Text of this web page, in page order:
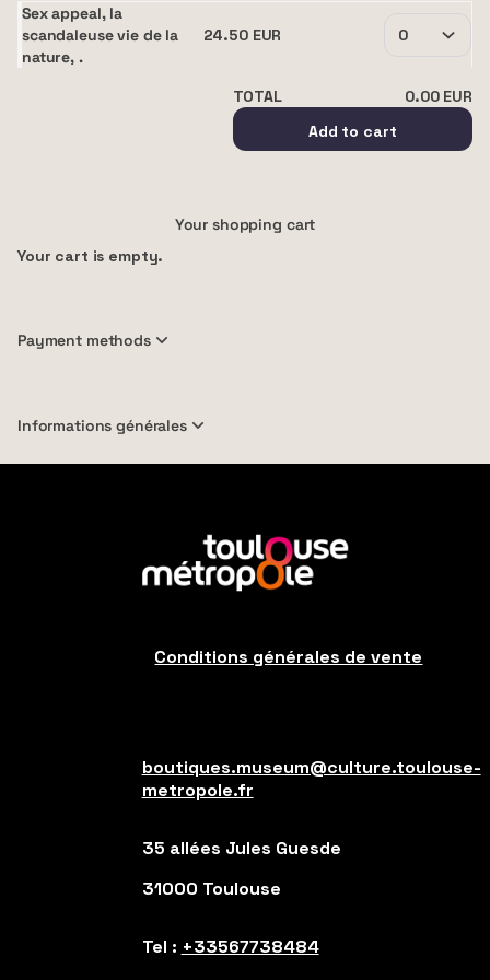
Sex appeal, la
scandaleuse vie de la
nature, .
24.50 EUR
TOTAL 0.00 EUR
Add to cart
Your shopping cart
Your cart is empty.
Payment methods
Informations générales